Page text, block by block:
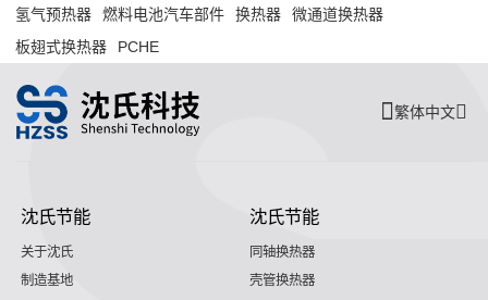
氢气预热器 燃料电池汽车部件 换热器
微通道换热器
板翅式换热器
PCHE
繁体中文
沈氏节能
关于沈氏
制造基地
沈氏节能
同轴换热器
壳管换热器